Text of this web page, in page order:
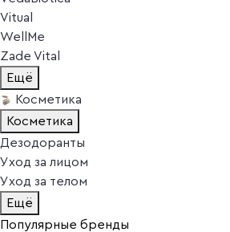
Vitual
WellMe
Zade Vital
Ещё
Косметика
Косметика
Дезодоранты
Уход за лицом
Уход за телом
Ещё
Популярные бренды